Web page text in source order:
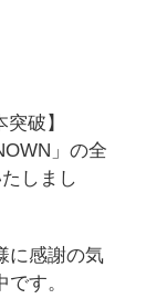
破】
」の全
しまし
に感謝の気
す。